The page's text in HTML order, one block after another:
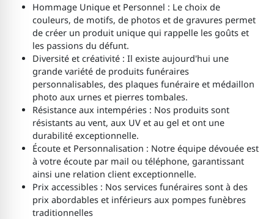
Hommage Unique et Personnel : Le choix de
couleurs, de motifs, de photos et de gravures permet
de créer un produit unique qui rappelle les goûts et
les passions du défunt.
Diversité et créativité : Il existe aujourd'hui une
grande variété de produits funéraires
personnalisables, des plaques funéraire et médaillon
photo aux urnes et pierres tombales.
Résistance aux intempéries : Nos produits sont
résistants au vent, aux UV et au gel et ont une
durabilité exceptionnelle.
Écoute et Personnalisation : Notre équipe dévouée est
à votre écoute par mail ou téléphone, garantissant
ainsi une relation client exceptionnelle.
Prix accessibles : Nos services funéraires sont à des
prix abordables et inférieurs aux pompes funèbres
traditionnelles